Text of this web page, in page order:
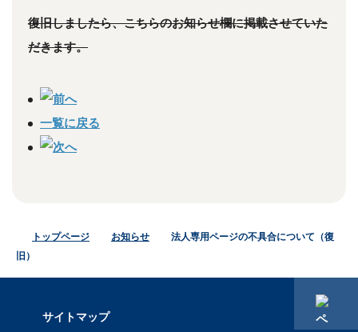
復旧しましたら、こちらのお知らせ欄に掲載させていた
だきます。
一覧に戻る
トップページ お知らせ
法人専用ページの不具合について（復
旧）
サイトマップ